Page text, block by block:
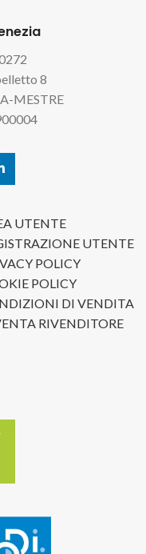
8
MESTRE
UTENTE
UTENTE
POLICY
POLICY
DI VENDITA
RIVENDITORE